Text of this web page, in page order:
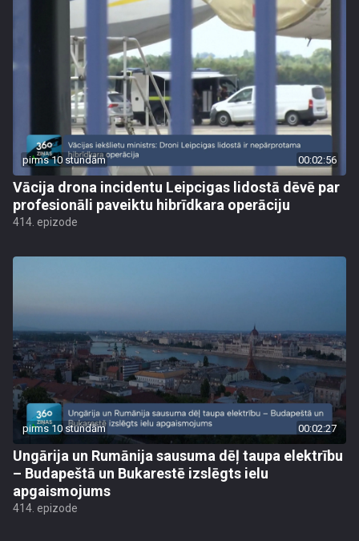
pirms 10 stundām 00:02:56
Vācija drona incidentu Leipcigas lidostā dēvē par
profesionāli paveiktu hibrīdkara operāciju
414. epizode
pirms 10 stundām 00:02:27
Ungārija un Rumānija sausuma dēļ taupa elektrību
– Budapeštā un Bukarestē izslēgts ielu
apgaismojums
414. epizode